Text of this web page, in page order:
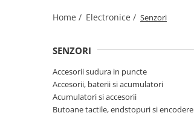
MULTIMATERIAL
Home / Electronice / Senzori
SENZORI
Accesorii sudura in puncte
Accesorii, baterii si acumulatori
Acumulatori si accesorii
Butoane tactile, endstopuri si encodere